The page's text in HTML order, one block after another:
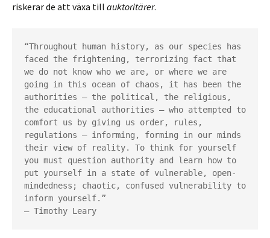
riskerar de att växa till auktoritärer.
“Throughout human history, as our species has
faced the frightening, terrorizing fact that
we do not know who we are, or where we are
going in this ocean of chaos, it has been the
authorities – the political, the religious,
the educational authorities – who attempted to
comfort us by giving us order, rules,
regulations – informing, forming in our minds
their view of reality. To think for yourself
you must question authority and learn how to
put yourself in a state of vulnerable, open-
mindedness; chaotic, confused vulnerability to
inform yourself.”
― Timothy Leary